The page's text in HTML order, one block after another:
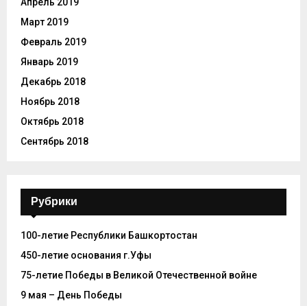
Март 2019
Февраль 2019
Январь 2019
Декабрь 2018
Ноябрь 2018
Октябрь 2018
Сентябрь 2018
Рубрики
100-летие Республики Башкортостан
450-летие основания г.Уфы
75-летие Победы в Великой Отечественной войне
9 мая – День Победы